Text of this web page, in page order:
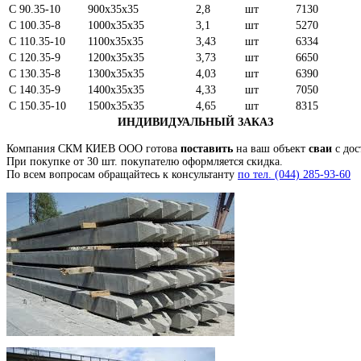
С 90.35-10
900х35х35 2,8 шт
7130
С 100.35-8
1000х35х35 3,1 шт
5270
С 110.35-10
1100х35х35 3,43 шт
6334
С 120.35-9
1200х35х35 3,73 шт
6650
С 130.35-8
1300х35х35 4,03 шт
6390
С 140.35-9
1400х35х35 4,33 шт
7050
С 150.35-10
1500х35х35 4,65 шт
8315
ИНДИВИДУАЛЬНЫЙ ЗАКАЗ
Компания СКМ КИЕВ ООО готова поставить на ваш объект сваи с
При покупке от 30 шт. покупателю оформляется скидка.
По всем вопросам обращайтесь к консультанту по тел. (044) 285-93-60